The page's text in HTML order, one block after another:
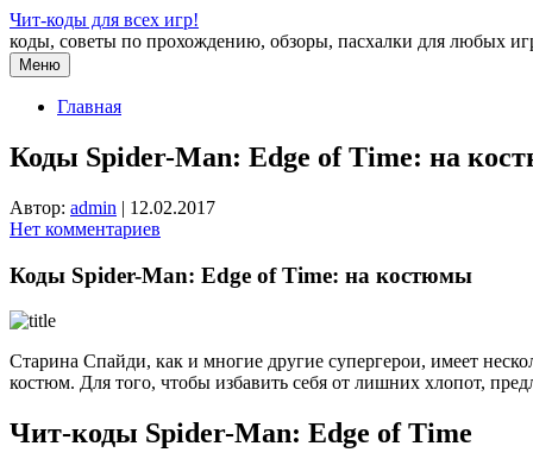
Перейти
к
содержимому
Чит-коды для всех игр!
коды, советы по прохождению, обзоры, пасхалки для любых
Меню
Главная
Коды Spider-Man: Edge of Time: на
Автор: admin | 12.02.2017
Нет комментариев
Коды Spider-Man: Edge of Time: на костюмы
Старина Спайди, как и многие другие супергерои, имеет
костюм. Для того, чтобы избавить себя от лишних хлопот,
Чит-коды Spider-Man: Edge of Time